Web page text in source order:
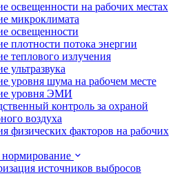
освещенности на рабочих местах
микроклимата
освещенности
плотности потока энергии
теплового излучения
ультразвука
уровня шума на рабочем месте
уровня ЭМИ
контроль за охраной
воздуха
физических факторов на рабочих
нормирование
источников выбросов